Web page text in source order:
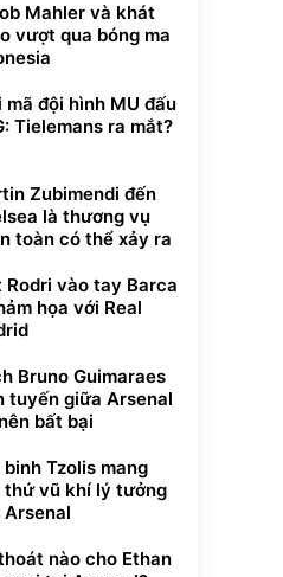
Mahler và khát
vượt qua bóng ma
mã đội hình MU đấu
Tielemans ra mắt?
Zubimendi đến
là thương vụ
toàn có thể xảy ra
Rodri vào tay Barca
họa với Real
Bruno Guimaraes
tuyến giữa Arsenal
bất bại
binh Tzolis mang
thứ vũ khí lý tưởng
Arsenal
nào cho Ethan